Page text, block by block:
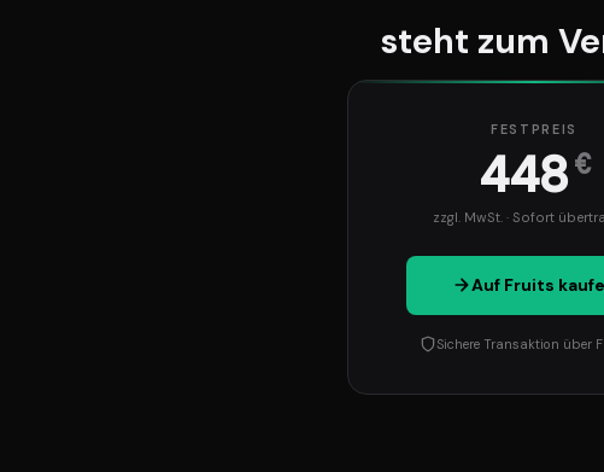
steht zum
FESTPREIS
448 €
zzgl. MwSt. · Sofort
Auf Fruits
Sichere Transaktion über